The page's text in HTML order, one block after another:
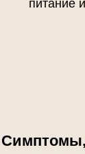
питание
Симптомы,